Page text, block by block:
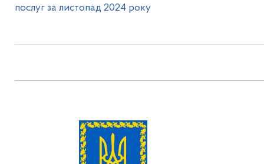
послуг за листопад 2024 року